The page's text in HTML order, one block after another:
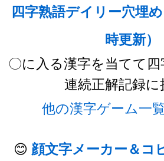
四字熟語デイリー穴埋
時更新）
〇に入る漢字を当てて四
連続正解記録に
他の漢字ゲーム一
😊 顔文字メーカー＆コ